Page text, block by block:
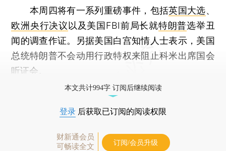
本周四将有一系列重磅事件，包括英国大选、
欧洲央行决议以及美国FBI前局长就特朗普选举丑
闻的调查作证。另据美国白宫知情人士表示，美国
总统特朗普不会动用行政特权来阻止科米出席国会
听证会。
本文共计994字 订阅后继续阅读
登录 后获取已订阅的阅读权限
财新通会员
可畅读全文
订阅/会员升级